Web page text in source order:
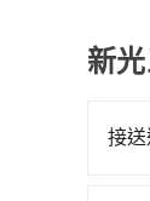
新
接